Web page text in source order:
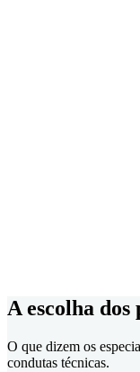
A escolha dos
O que dizem os
condutas técnicas.